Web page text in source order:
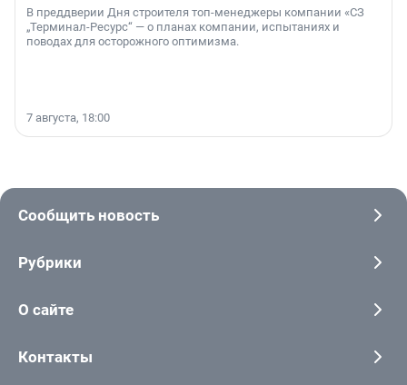
В преддверии Дня строителя топ-менеджеры компании «СЗ
„Терминал-Ресурс“ — о планах компании, испытаниях и
поводах для осторожного оптимизма.
7 августа, 18:00
Сообщить новость
Рубрики
О сайте
Контакты